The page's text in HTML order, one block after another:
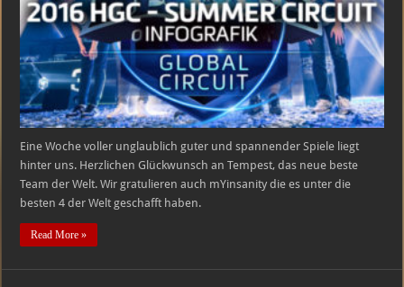
Eine Woche voller unglaublich guter und spannender Spiele liegt
hinter uns. Herzlichen Glückwunsch an Tempest, das neue beste
Team der Welt. Wir gratulieren auch mYinsanity die es unter die
besten 4 der Welt geschafft haben.
Read More »